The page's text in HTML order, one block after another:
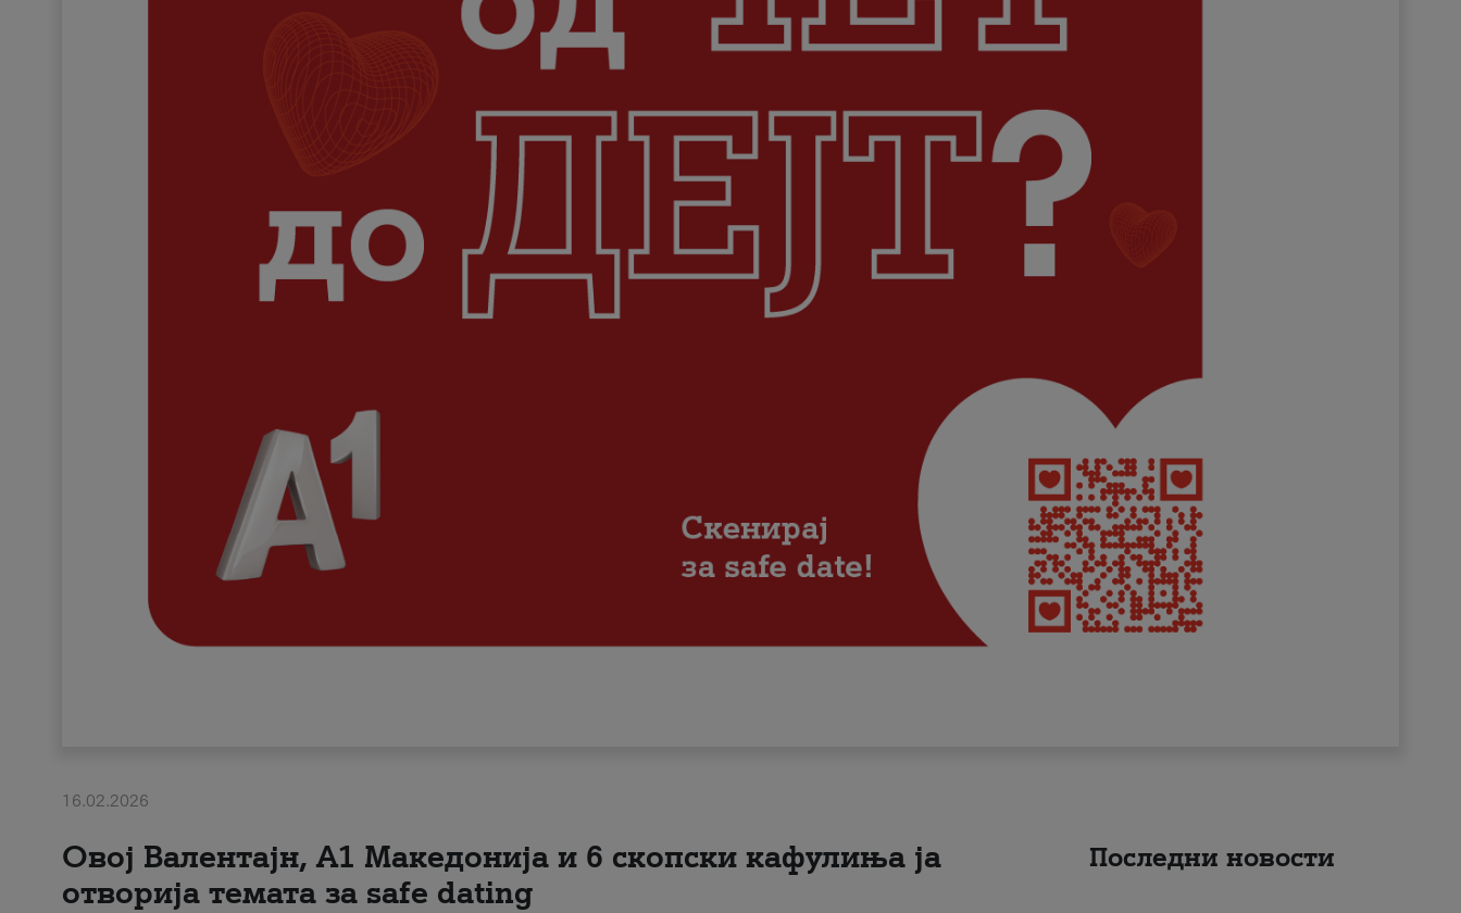
16.02.2026
Овој Валентајн, A1 Македонија и 6 скопски кафулиња ја
отворија темата за safe dating
Последни новости